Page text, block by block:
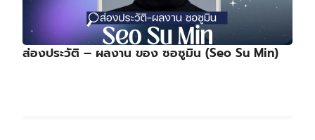
ส่องประวัติ – ผลงาน ของ ซอซูมิน (Seo Su Min)